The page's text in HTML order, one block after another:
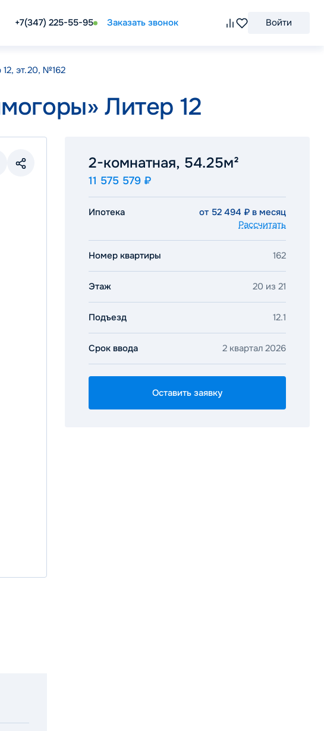
+7(347) 225-55-95 Заказать звонок Войти
эт.20, №162
Литер 12
2-комнатная, 54.25м²
11 575 579 ₽
Ипотека
от 52 494 ₽ в месяц
Рассчитать
Номер квартиры 162
Этаж 20 из 21
Подъезд 12.1
Срок ввода 2 квартал 2026
Оставить заявку